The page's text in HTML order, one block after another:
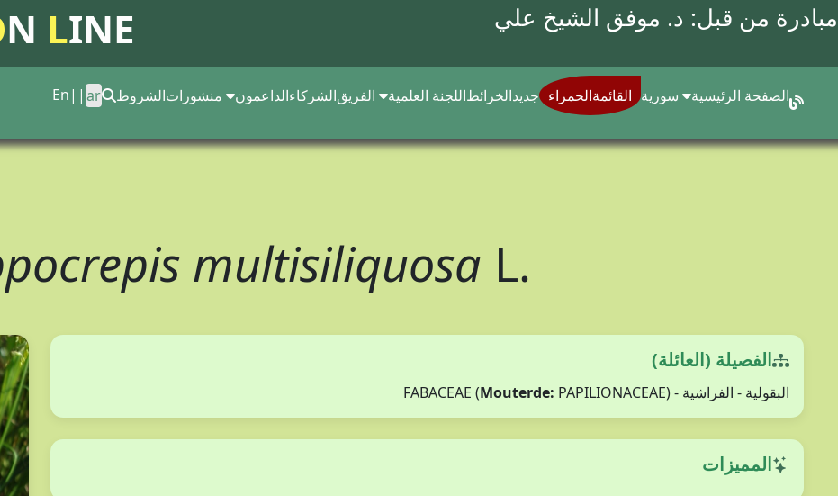
N LINE مبادرة من قبل: د. موفق الشيخ علي
الصفحة الرئيسية القائمةالحمراء جديدالخرائطاللجنة العلمية الشركاءالداعمون الشروط En|| ar
multisiliquosa L.
الفصيلة (العائلة)
البقولية - الفراشية - FABACEAE ( Mouterde: PAPILIONACEAE)
المميزات